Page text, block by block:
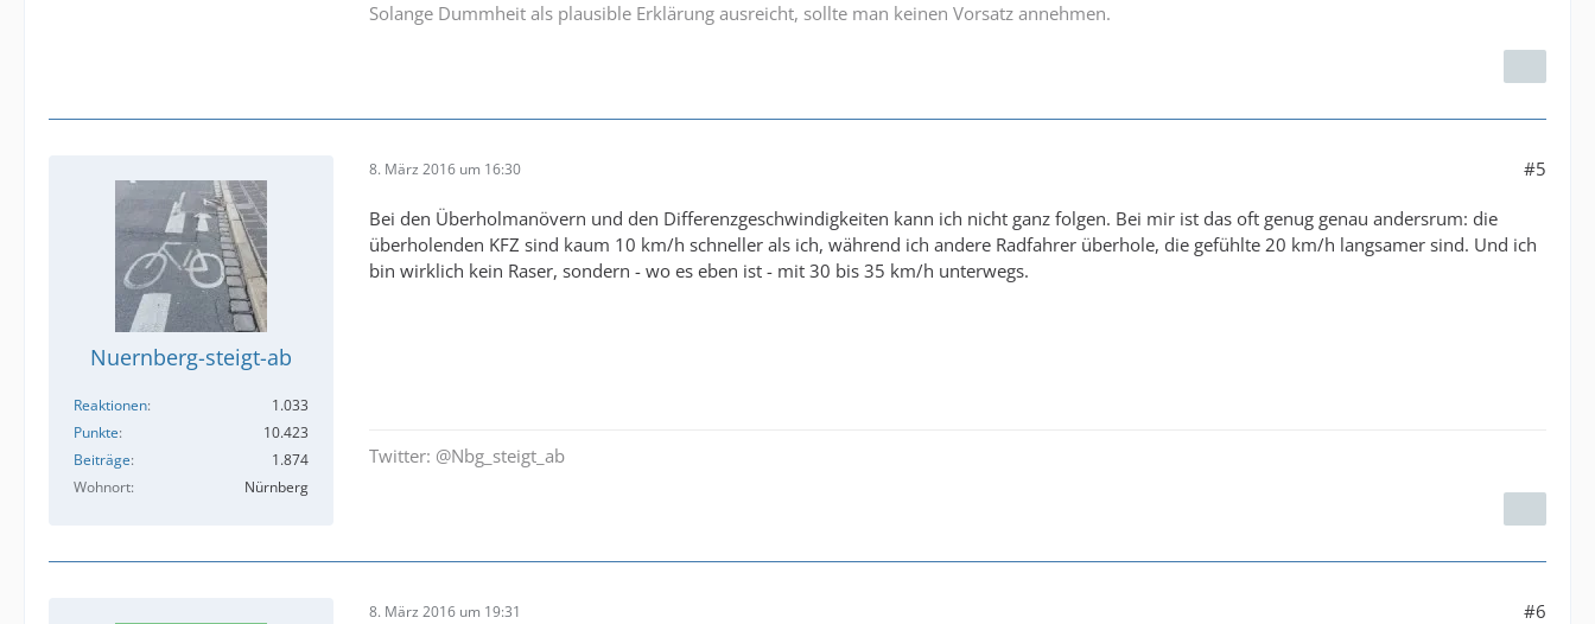
Solange Dummheit als plausible Erklärung ausreicht, sollte man keinen Vorsatz annehmen.
Nuernberg-steigt-ab
Reaktionen
1.033
Punkte
10.423
Beiträge
1.874
Wohnort
Nürnberg
8. März 2016 um 16:30 #5
Bei den Überholmanövern und den Differenzgeschwindigkeiten kann ich nicht ganz folgen. Bei mir ist das oft genug genau andersrum: die
überholenden KFZ sind kaum 10 km/h schneller als ich, während ich andere Radfahrer überhole, die gefühlte 20 km/h langsamer sind. Und ich
bin wirklich kein Raser, sondern - wo es eben ist - mit 30 bis 35 km/h unterwegs.
Twitter: @Nbg_steigt_ab
8. März 2016 um 19:31 #6